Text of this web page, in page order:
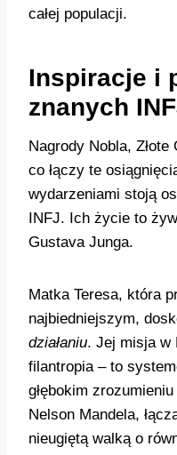
całej populacji.
Inspiracje i
znanych
Nagrody Nobla,
co łączy te
wydarzeniami stoją
INFJ. Ich życie to
Gustava Junga.
Matka Teresa, która
najbiedniejszym,
działaniu. Jej misja w
filantropia – to
głębokim
Nelson Mandela,
nieugiętą walką o